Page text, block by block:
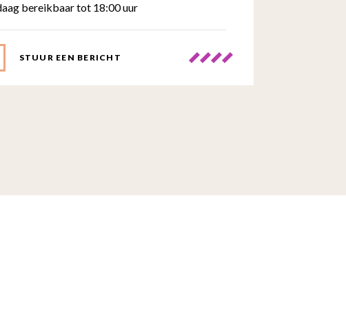
bereikbaar tot 18:00 uur
STUUR EEN BERICHT